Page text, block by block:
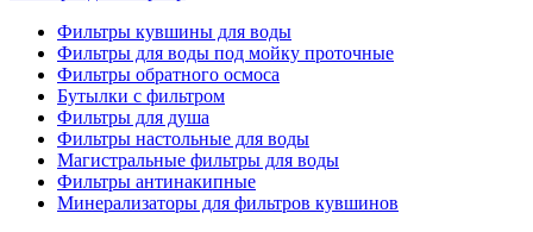
Фильтры кувшины для воды
Фильтры для воды под мойку проточные
Фильтры обратного осмоса
Бутылки с фильтром
Фильтры для душа
Фильтры настольные для воды
Магистральные фильтры для воды
Фильтры антинакипные
Минерализаторы для фильтров кувшинов